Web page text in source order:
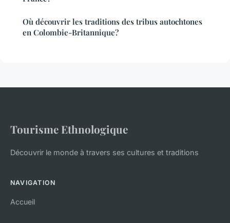
Où découvrir les traditions des tribus autochtones
en Colombie-Britannique?
Tourisme Ethnologique
Découvrir le monde à travers ses cultures et traditions
NAVIGATION
Accueil